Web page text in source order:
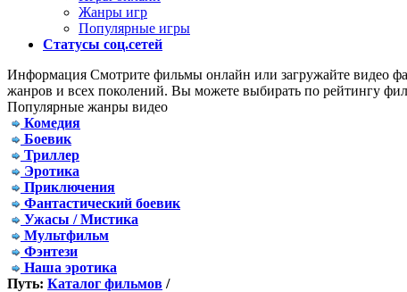
Жанры игр
Популярные игры
Статусы соц.сетей
Информация Смотрите фильмы онлайн или загружайте видео
жанров и всех поколений. Вы можете выбирать по рейтингу
Популярные жанры видео
Комедия
Боевик
Триллер
Эротика
Приключения
Фантастический боевик
Ужасы / Мистика
Мультфильм
Фэнтези
Наша эротика
Путь: Каталог фильмов /